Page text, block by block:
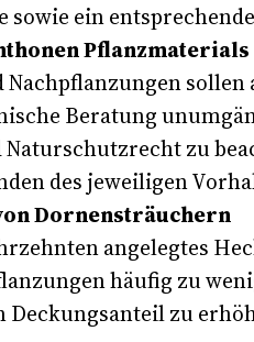
sowie ein
Pflanzmaterials
Nachpflanzungen
Beratung
zu
des jeweiligen
Dornensträuchern
angelegtes
häufig zu
zu